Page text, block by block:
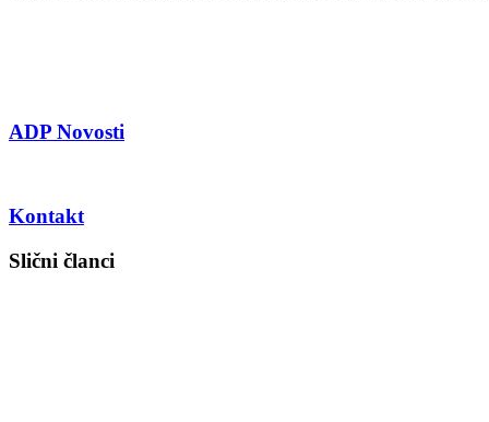
ADP Novosti
Kontakt
Slični članci